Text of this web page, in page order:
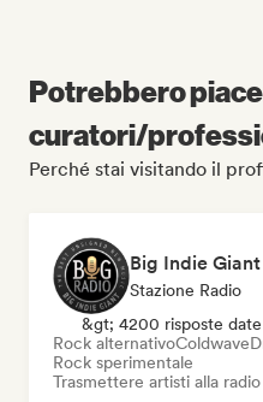
Potrebbero
curatori/
Perché stai visitando il
Big Indie Giant
Stazione Radio
&gt; 4200 risposte date
Rock alternativoColdwave
Rock sperimentale
Trasmettere artisti alla radio